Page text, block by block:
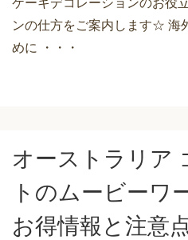
ケーキデコレーションのお役
ンの仕方をご案内します☆ 海
めに ・・・
オーストラリア
トのムービーワ
お得情報と注意